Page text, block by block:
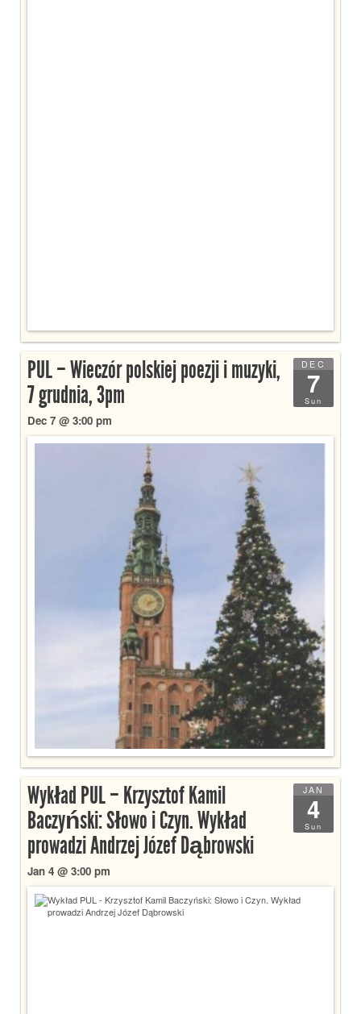
DEC
7
Sun
PUL – Wieczór polskiej poezji i muzyki,
7 grudnia, 3pm
Dec 7 @ 3:00 pm
JAN
4
Sun
Wykład PUL – Krzysztof Kamil
Baczyński: Słowo i Czyn. Wykład
prowadzi Andrzej Józef Dąbrowski
Jan 4 @ 3:00 pm